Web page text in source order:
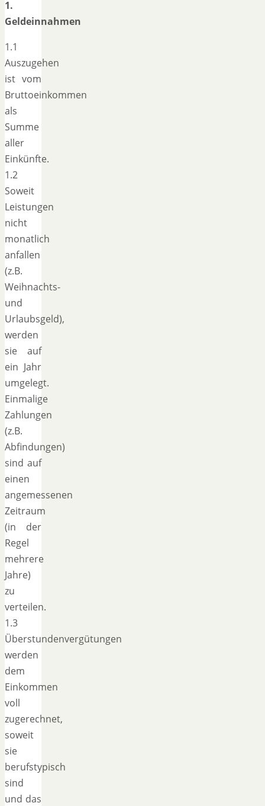
1.
Geldeinnahmen
1.1
Auszugehen
ist vom
Bruttoeinkommen
als
Summe
aller
Einkünfte.
1.2
Soweit
Leistungen
nicht
monatlich
anfallen
(z.B.
Weihnachts-
und
Urlaubsgeld),
werden
sie auf
ein Jahr
umgelegt.
Einmalige
Zahlungen
(z.B.
Abfindungen)
sind auf
einen
angemessenen
Zeitraum
(in der
Regel
mehrere
Jahre)
zu
verteilen.
1.3
Überstundenvergütungen
werden
dem
Einkommen
voll
zugerechnet,
soweit
sie
berufstypisch
sind
und das